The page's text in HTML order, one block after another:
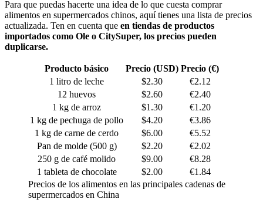
Para que puedas hacerte una idea de lo que cuesta comprar
alimentos en supermercados chinos, aquí tienes una lista de precios
actualizada. Ten en cuenta que en tiendas de productos
importados como Ole o CitySuper, los precios pueden
duplicarse.
Producto básico Precio (USD) Precio (€)
1 litro de leche
$2.30
€2.12
12 huevos
$2.60
€2.40
1 kg de arroz
$1.30
€1.20
1 kg de pechuga de pollo
$4.20
€3.86
1 kg de carne de cerdo
$6.00
€5.52
Pan de molde (500 g)
$2.20
€2.02
250 g de café molido
$9.00
€8.28
1 tableta de chocolate
$2.00
€1.84
Precios de los alimentos en las principales cadenas de
supermercados en China